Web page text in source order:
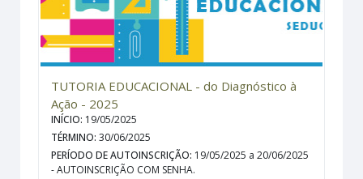
TUTORIA EDUCACIONAL - do Diagnóstico à
Ação - 2025
INÍCIO: 19/05/2025
TÉRMINO:30/06/2025
PERÍODO DE AUTOINSCRIÇÃO: 19/05/2025 a 20/06/2025
- AUTOINSCRIÇÃO COM SENHA.